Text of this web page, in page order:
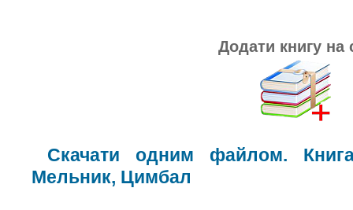
Додати книгу на
Скачати одним файлом.
Мельник, Цимбал